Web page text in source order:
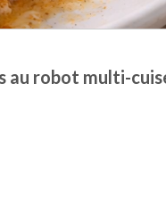
au robot multi-